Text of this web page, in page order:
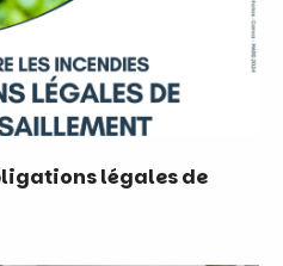
légales de